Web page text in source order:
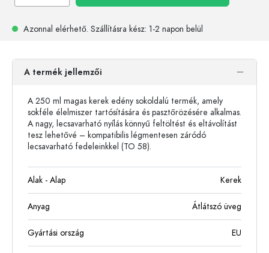
Azonnal elérhető. Szállításra kész: 1-2 napon belül
A termék jellemzői
A 250 ml magas kerek edény sokoldalú termék, amely
sokféle élelmiszer tartósítására és pasztőrözésére alkalmas.
A nagy, lecsavarható nyílás könnyű feltöltést és eltávolítást
tesz lehetővé – kompatibilis légmentesen záródó
lecsavarható fedeleinkkel (TO 58).
Alak - Alap Kerek
Anyag Átlátszó üveg
Gyártási ország EU